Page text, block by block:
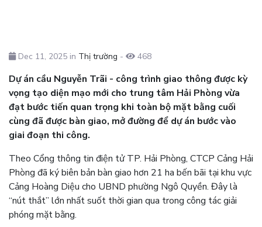
Dec 11, 2025 in Thị trường - 468
Dự án cầu Nguyễn Trãi - công trình giao thông được kỳ
vọng tạo diện mạo mới cho trung tâm Hải Phòng vừa
đạt bước tiến quan trọng khi toàn bộ mặt bằng cuối
cùng đã được bàn giao, mở đường để dự án bước vào
giai đoạn thi công.
Theo Cổng thông tin điện tử TP. Hải Phòng, CTCP Cảng Hải
Phòng đã ký biên bản bàn giao hơn 21 ha bến bãi tại khu vực
Cảng Hoàng Diệu cho UBND phường Ngô Quyền. Đây là
“nút thắt” lớn nhất suốt thời gian qua trong công tác giải
phóng mặt bằng.